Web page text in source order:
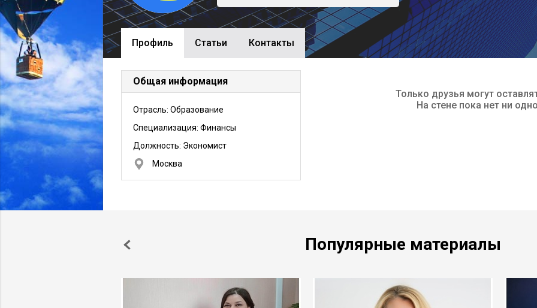
Профиль Cтатьи Контакты
Общая информация
Отрасль: Образование
Специализация: Финансы
Должность: Экономист
Москва
Только друзья могут
На стене пока нет ни
Популярные материалы